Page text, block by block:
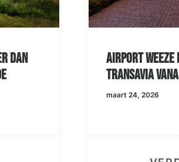
kijkt uit naar
vanaf 2027